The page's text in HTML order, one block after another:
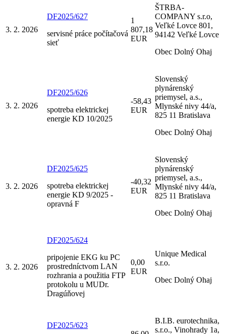
3. 2. 2026
DF2025/627
servisné práce počítačová
sieť
1
807,18
EUR
ŠTRBA-
COMPANY s.r.o,
Veľké Lovce 801,
94142 Veľké Lovce
Obec Dolný Ohaj
3. 2. 2026
DF2025/626
spotreba elektrickej
energie KD 10/2025
-58,43
EUR
Slovenský
plynárenský
priemysel, a.s.,
Mlynské nivy 44/a,
825 11 Bratislava
Obec Dolný Ohaj
3. 2. 2026
DF2025/625
spotreba elektrickej
energie KD 9/2025 -
opravná F
-40,32
EUR
Slovenský
plynárenský
priemysel, a.s.,
Mlynské nivy 44/a,
825 11 Bratislava
Obec Dolný Ohaj
3. 2. 2026
DF2025/624
pripojenie EKG ku PC
prostredníctvom LAN
rozhrania a použitia FTP
protokolu u MUDr.
Dragúňovej
0,00
EUR
Unique Medical
s.r.o.
Obec Dolný Ohaj
DF2025/623
B.I.B. eurotechnika,
s.r.o., Vinohrady 1a,